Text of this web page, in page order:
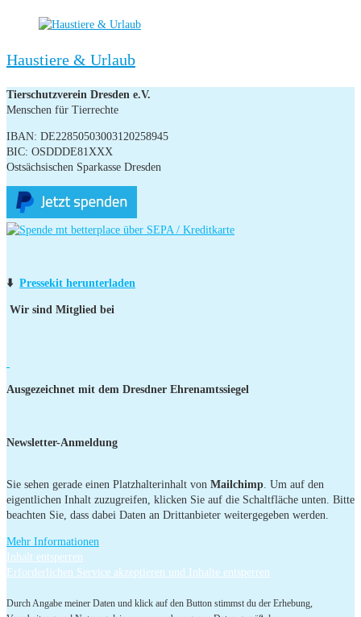
Haustiere & Urlaub
Tierschutzverein Dresden e.V.
Menschen für Tierrechte
IBAN: DE22850503003120258945
BIC: OSDDDE81XXX
Ostsächsischen Sparkasse Dresden
⬇️ Pressekit herunterladen
Wir sind Mitglied bei
Ausgezeichnet mit dem Dresdner Ehrenamtssiegel
Newsletter-Anmeldung
Sie sehen gerade einen Platzhalterinhalt von Mailchimp . Um auf den
eigentlichen Inhalt zuzugreifen, klicken Sie auf die Schaltfläche unten. Bitte
beachten Sie, dass dabei Daten an Drittanbieter weitergegeben werden.
Mehr Informationen
Inhalt entsperren
Erforderlichen Service akzeptieren und Inhalte entsperren
Durch Angabe meiner Daten und klick auf den Button stimmst du der Erhebung,